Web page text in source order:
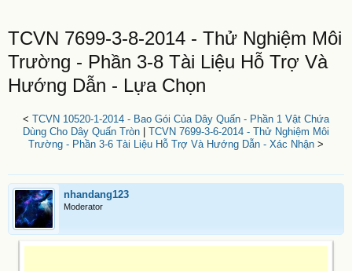
TCVN 7699-3-8-2014 - Thử Nghiệm Môi
Trường - Phần 3-8 Tài Liệu Hỗ Trợ Và
Hướng Dẫn - Lựa Chọn
< TCVN 10520-1-2014 - Bao Gói Của Dây Quấn - Phần 1 Vật Chứa
Dùng Cho Dây Quấn Tròn
TCVN 7699-3-6-2014 - Thử Nghiệm Môi
Trường - Phần 3-6 Tài Liệu Hỗ Trợ Và Hướng Dẫn - Xác Nhận >
nhandang123
Moderator